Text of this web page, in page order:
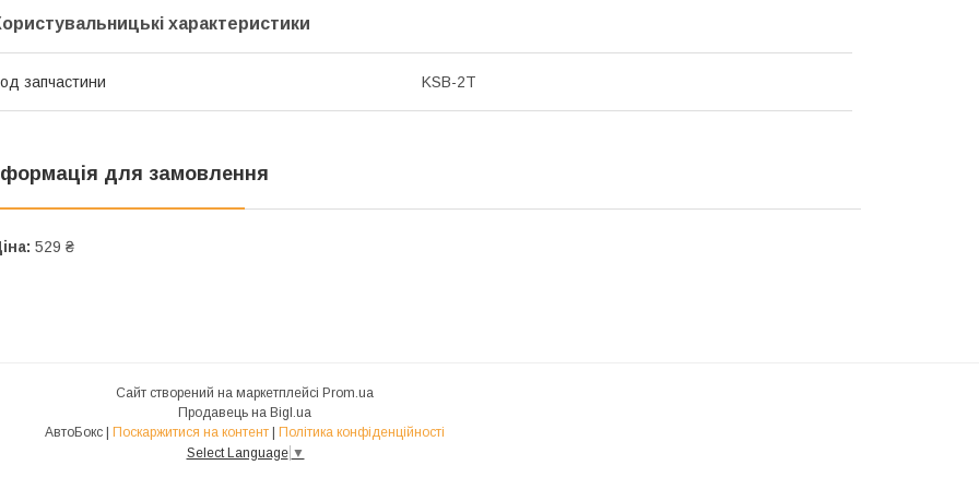
характеристики
запчастини KSB-2T
для замовлення
529 ₴
Сайт створений на маркетплейсі Prom.ua
Продавець на Bigl.ua
АвтоБокс | Поскаржитися на контент | Політика конфіденційності
Select Language ▼